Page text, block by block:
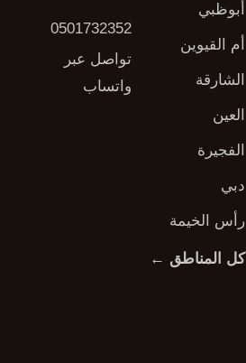
أبوظبي
أم القيوين
الشارقة
العين
الفجيرة
دبي
رأس الخيمة
كل المناطق ←
0501732352
تواصل عبر
واتساب